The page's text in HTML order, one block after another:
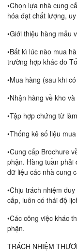
•Chọn lựa nhà cung
hóa đạt chất lượng,
•Giới thiệu hàng mẫu
•Bất kì lúc nào mua
trường hợp khác do
•Mua hàng (sau khi
•Nhận hàng về kho
•Tập hợp chứng từ
•Thống kê số liệu
•Cung cấp Brochure
phận. Hàng tuần phải
dữ liệu các nhà cung
•Chịu trách nhiệm
cấp, luôn có thái độ
•Các công việc khác
phận.
TRÁCH NHIỆM